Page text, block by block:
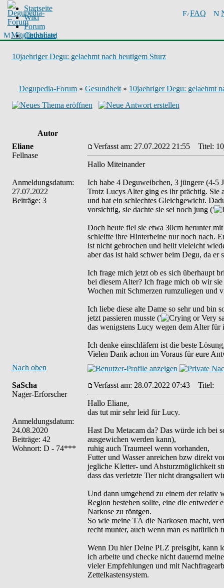
FAQ
Mitgliederliste
Startseite
Wiki
Forum
Chinboard
10jaehriger Degu: gelaehmt nach heutigem Sturz
Degupedia-Forum » Gesundheit » 10jaehriger Degu: gelaehmt
Autor
Eliane
Fellnase
Anmeldungsdatum:
27.07.2022
Beiträge: 3
Verfasst am: 27.07.2022 21:55 Titel:
Hallo Miteinander
Ich habe 4 Deguweibchen, 3 jüngere (4-5
Trotz Lucys Alter ging es ihr prächtig. Sie
und hat ein schlechtes Gleichgewicht.
vorsichtig, sie dachte sie sei noch jung ('
Doch heute fiel sie etwa 30cm herunter
schleifte ihre Hinterbeine nur noch nach.
ist nicht gebrochen und heilt vieleicht
aber das ist hald schwer beim Degu, da er
Ich frage mich jetzt ob es sich überhaupt
bei diesem Alter? Ich frage mich ob wir
Wochen mit Schmerzen rumzuliegen und
Ich liebe diese alte Dame so sehr und bin
jetzt passieren musste ('
das wenigstens Lucy wegen dem Alter für
Ich denke einschläfern ist die beste
Vielen Dank achon im Voraus für eure
Nach oben
SaScha
Nager-Erforscher
Anmeldungsdatum:
24.08.2020
Beiträge: 42
Wohnort: D - 74***
Verfasst am: 28.07.2022 07:43 Titel:
Hallo Eliane,
das tut mir sehr leid für Lucy.
Hast Du Metacam da? Das würde ich bei
ausgewichen werden kann),
ruhig auch Traumeel wenn vorhanden,
Futter und Wasser anreichen bzw direkt
jegliche Kletter- und Absturzmöglichkeit
dass das verletzte Tier nicht drangsaliert
Und dann umgehend zu einem der
Region bestehen sollte, eine die entweder
Narkose zu röntgen.
So wie meine TÄ die Narkosen macht,
recht munter, auch wenn man es
Wenn Du hier Deine PLZ preisgibt, kann
ich arbeite und checke nicht dauernd
vieler Empfehlungen und mit
Zettelkastensystem.